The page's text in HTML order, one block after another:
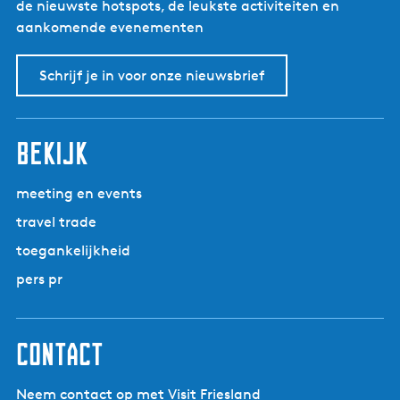
g
e
de nieuwste hotspots, de leukste activiteiten en
aankomende evenementen
Schrijf je in voor onze nieuwsbrief
bekijk
meeting en events
travel trade
toegankelijkheid
pers pr
contact
Neem contact op met Visit Friesland